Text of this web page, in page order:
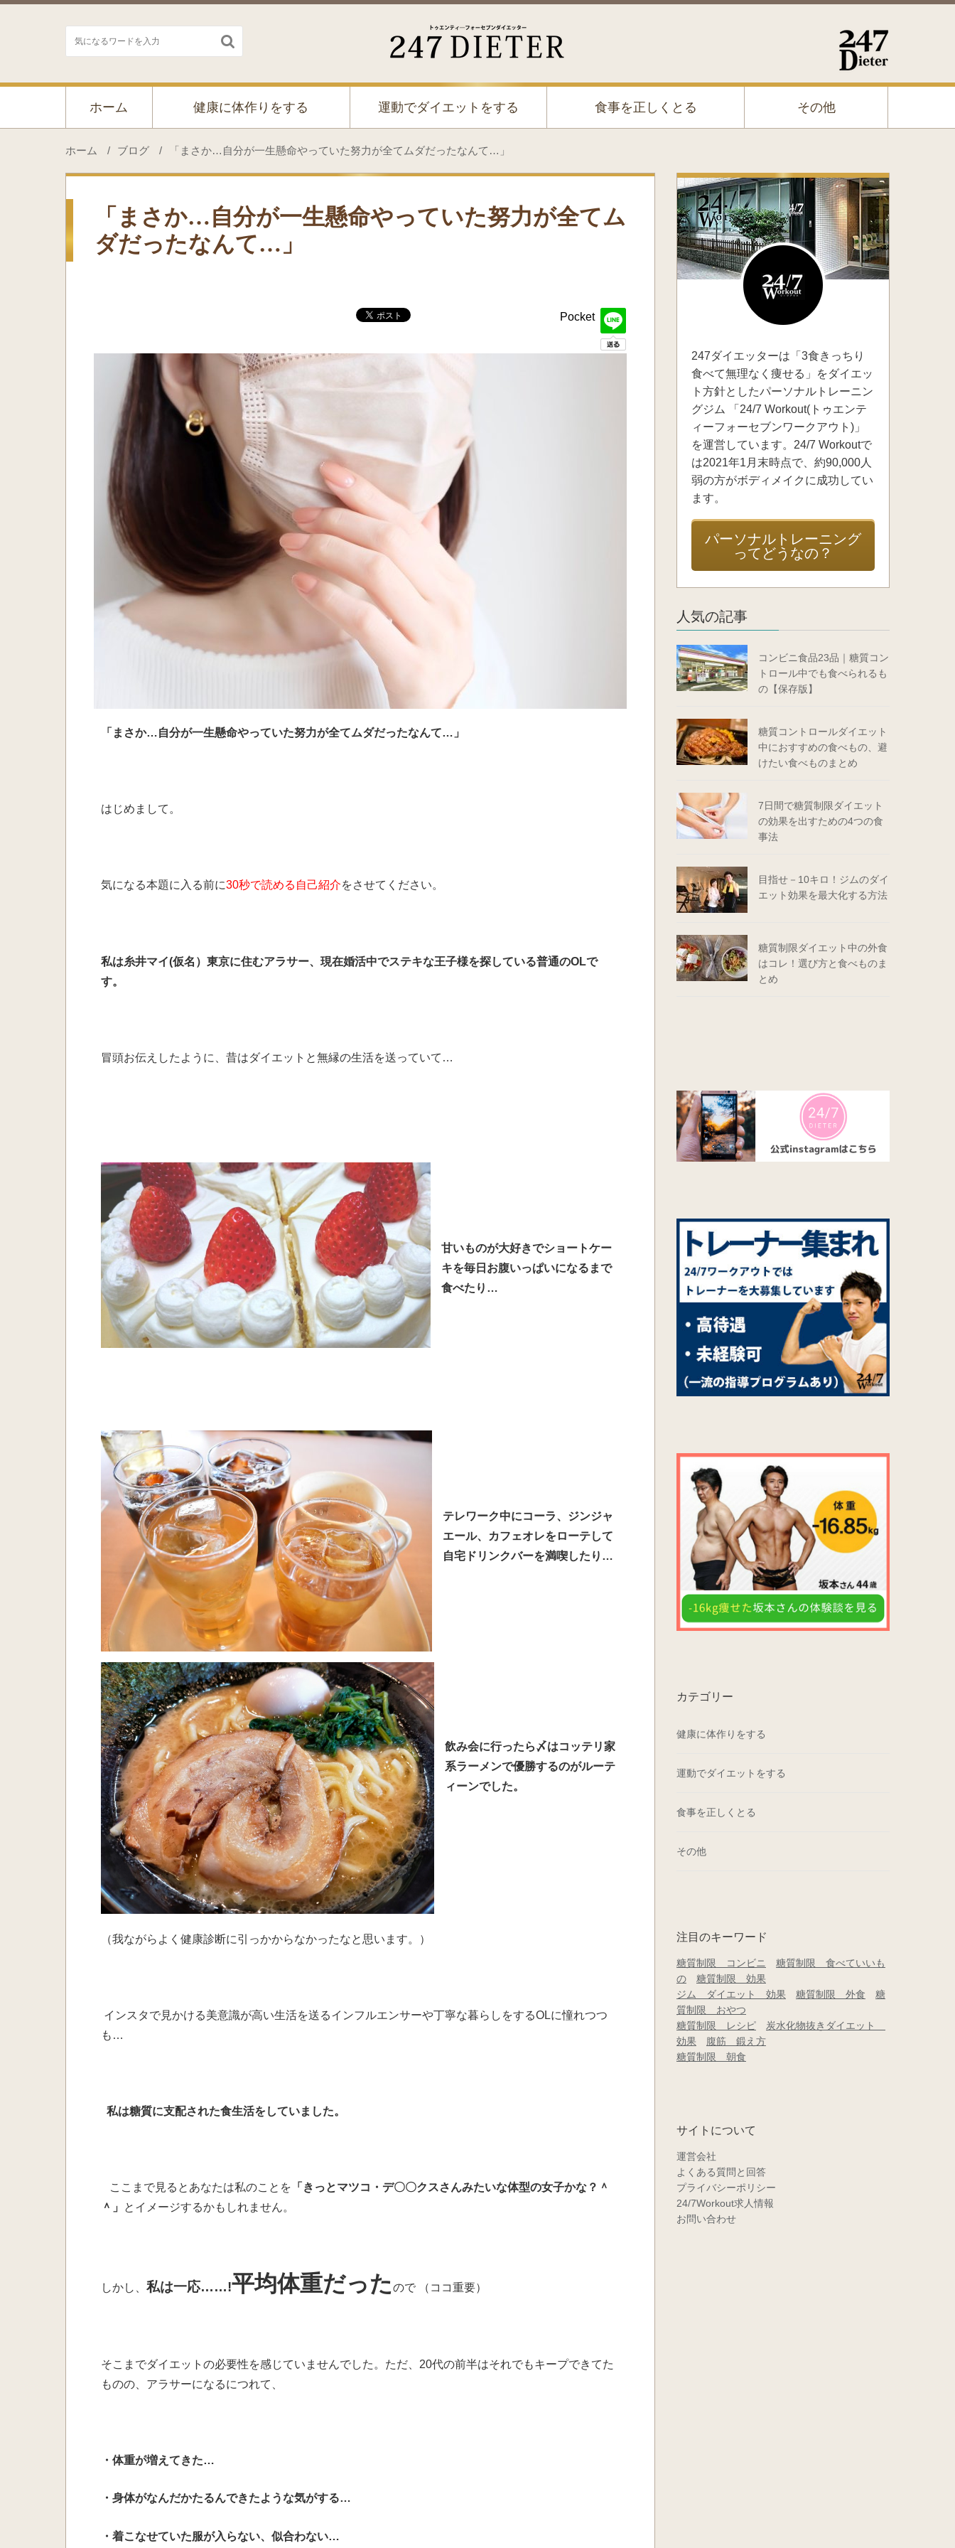

ホーム 健康に体作りをする 運動でダイエットをする 食事を正しくとる その他
ホーム / ブログ / 「まさか…自分が一生懸命やっていた努力が全てムダだったなんて…」
「まさか…自分が一生懸命やっていた努力が全てム
ダだったなんて…」
Pocket
「まさか…自分が一生懸命やっていた努力が全てムダだったなんて…」
はじめまして。
気になる本題に入る前に30秒で読める自己紹介をさせてください。
私は糸井マイ(仮名）東京に住むアラサー、現在婚活中でステキな王子様を探している普通のOLで
す。
冒頭お伝えしたように、昔はダイエットと無縁の生活を送っていて…
甘いものが大好きでショートケー
キを毎日お腹いっぱいになるまで
食べたり…
テレワーク中にコーラ、ジンジャ
エール、カフェオレをローテして
自宅ドリンクバーを満喫したり…
飲み会に行ったら〆はコッテリ家
系ラーメンで優勝するのがルーテ
ィーンでした。
（我ながらよく健康診断に引っかからなかったなと思います。）
インスタで見かける美意識が高い生活を送るインフルエンサーや丁寧な暮らしをするOLに憧れつつ
も…
私は糖質に支配された食生活をしていました。
ここまで見るとあなたは私のことを 「きっとマツコ・デ〇〇クスさんみたいな体型の女子かな？＾
＾」
とイメージするかもしれません。
しかし、 私は一応……!平均体重だった ので （ココ重要）
そこまでダイエットの必要性を感じていませんでした。 ただ、20代の前半はそれでもキープできてた
ものの、アラサーになるにつれて、
・体重が増えてきた…
・身体がなんだかたるんできたような気がする…
・着こなせていた服が入らない、似合わない…
247ダイエッターは「3食きっちり
食べて無理なく痩せる」をダイエッ
ト方針としたパーソナルトレーニン
グジム 「24/7 Workout(トゥエンテ
ィーフォーセブンワークアウト)」
を運営しています。24/7 Workoutで
は2021年1月末時点で、約90,000人
弱の方がボディメイクに成功してい
ます。
パーソナルトレーニング
ってどうなの？
人気の記事
コンビニ食品23品｜糖質コン
トロール中でも食べられるも
の【保存版】
糖質コントロールダイエット
中におすすめの食べもの、避
けたい食べものまとめ
7日間で糖質制限ダイエット
の効果を出すための4つの食
事法
目指せ－10キロ！ジムのダイ
エット効果を最大化する方法
糖質制限ダイエット中の外食
はコレ！選び方と食べものま
とめ
カテゴリー
健康に体作りをする
運動でダイエットをする
食事を正しくとる
その他
注目のキーワード
糖質制限 コンビニ
糖質制限 食べていいも
の
糖質制限 効果
ジム ダイエット 効果
糖質制限 外食
糖
質制限 おやつ
糖質制限 レシピ
炭水化物抜きダイエット
効果
腹筋 鍛え方
糖質制限 朝食
サイトについて
運営会社
よくある質問と回答
プライバシーポリシー
24/7Workout求人情報
お問い合わせ